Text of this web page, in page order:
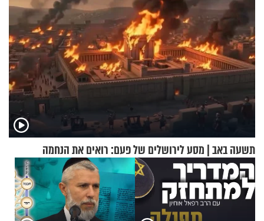
תשעה באב | מסע לירושלים של פעם: רואים את הנחמה